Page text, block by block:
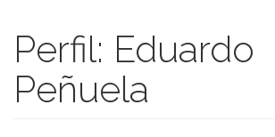
Perfil: Eduardo
Peñuela